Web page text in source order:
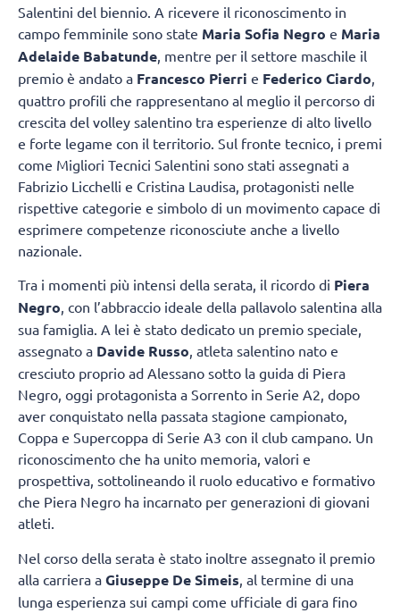
Salentini del biennio. A ricevere il riconoscimento in
campo femminile sono state Maria Sofia Negro e Maria
Adelaide Babatunde , mentre per il settore maschile il
premio è andato a Francesco Pierri e Federico Ciardo
quattro profili che rappresentano al meglio il percorso di
crescita del volley salentino tra esperienze di alto livello
e forte legame con il territorio. Sul fronte tecnico, i premi
come Migliori Tecnici Salentini sono stati assegnati a
Fabrizio Licchelli e Cristina Laudisa, protagonisti nelle
rispettive categorie e simbolo di un movimento capace di
esprimere competenze riconosciute anche a livello
nazionale.
Tra i momenti più intensi della serata, il ricordo di Piera
Negro, con l’abbraccio ideale della pallavolo salentina alla
sua famiglia. A lei è stato dedicato un premio speciale,
assegnato a Davide Russo, atleta salentino nato e
cresciuto proprio ad Alessano sotto la guida di Piera
Negro, oggi protagonista a Sorrento in Serie A2, dopo
aver conquistato nella passata stagione campionato,
Coppa e Supercoppa di Serie A3 con il club campano. Un
riconoscimento che ha unito memoria, valori e
prospettiva, sottolineando il ruolo educativo e formativo
che Piera Negro ha incarnato per generazioni di giovani
atleti.
Nel corso della serata è stato inoltre assegnato il premio
alla carriera a Giuseppe De Simeis , al termine di una
lunga esperienza sui campi come ufficiale di gara fino